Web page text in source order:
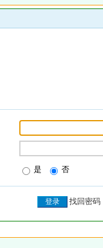
是 否
找回密码